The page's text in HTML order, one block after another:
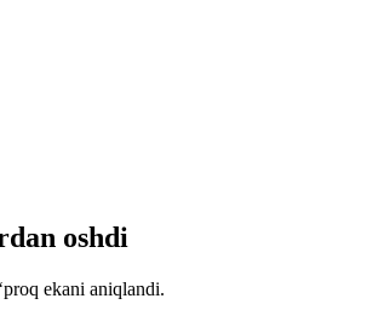
oshdi
ekani aniqlandi.